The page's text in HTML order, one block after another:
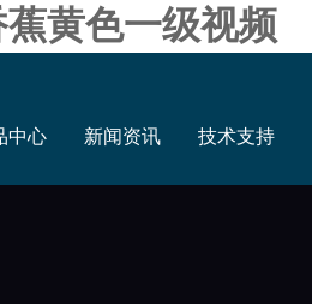
黄色一级视频
中心 新闻资讯 技术支持